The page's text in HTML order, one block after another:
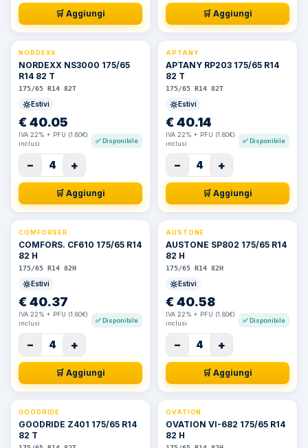
🛒 Aggiungi 🛒 Aggiungi
NORDEXX
NORDEXX NS3000 175/65
R14 82 T
175/65 R14 82T
Estivi
€40.05
IVA 22% + PFU (1.80€)
inclusi
✅Disponibile
− 4 +
🛒 Aggiungi
APTANY
APTANY RP203 175/65 R14
82 T
175/65 R14 82T
Estivi
€40.14
IVA 22% + PFU (1.80€)
inclusi
✅Disponibile
− 4 +
🛒 Aggiungi
COMFORSER
COMFORS. CF610 175/65 R14
82 H
175/65 R14 82H
Estivi
€40.37
IVA 22% + PFU (1.80€)
inclusi
✅Disponibile
− 4 +
🛒 Aggiungi
AUSTONE
AUSTONE SP802 175/65 R14
82 H
175/65 R14 82H
Estivi
€40.58
IVA 22% + PFU (1.80€)
inclusi
✅Disponibile
− 4 +
🛒 Aggiungi
GOODRIDE
GOODRIDE Z401 175/65 R14
82 T
OVATION
OVATION VI-682 175/65 R14
82 H